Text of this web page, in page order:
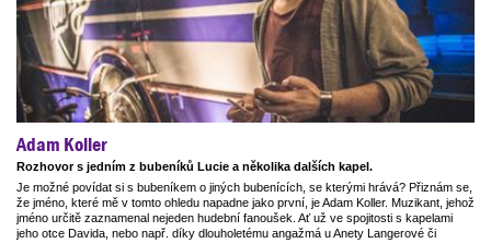
Adam Koller
Rozhovor s jedním z bubeníků Lucie a několika dalších kapel.
Je možné povídat si s bubeníkem o jiných bubenících, se kterými hrává? Přiznám se,
že jméno, které mě v tomto ohledu napadne jako první, je Adam Koller. Muzikant, jehož
jméno určitě zaznamenal nejeden hudební fanoušek. Ať už ve spojitosti s kapelami
jeho otce Davida, nebo např. díky dlouholetému angažmá u Anety Langerové či